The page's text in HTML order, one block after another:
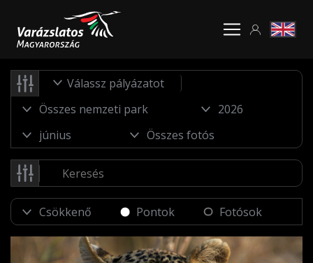
Válassz pályázatot
Pontok Fotósok